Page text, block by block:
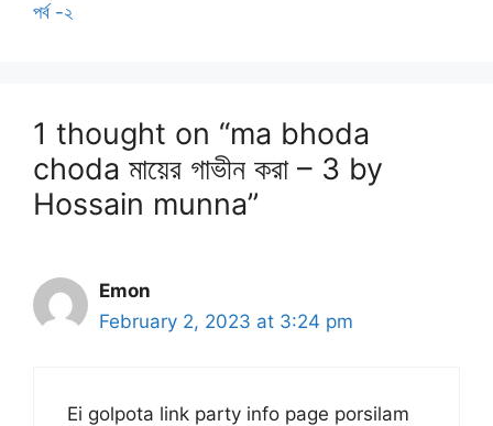
পর্ব -২
1 thought on “ma bhoda
choda মায়ের গাভীন করা – 3 by
Hossain munna”
Emon
February 2, 2023 at 3:24 pm
Ei golpota link party info page porsilam